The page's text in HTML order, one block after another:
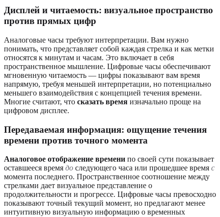
Дисплей и читаемость: визуальное пространство
против прямых цифр
Аналоговые часы требуют интерпретации. Вам нужно
понимать, что представляет собой каждая стрелка и как метки
относятся к минутам и часам. Это включает в себя
пространственное мышление. Цифровые часы обеспечивают
мгновенную читаемость — цифры показывают вам время
напрямую, требуя меньшей интерпретации, но потенциально
меньшего взаимодействия с концепцией течения времени.
Многие считают, что сказать время изначально проще на
цифровом дисплее.
Передаваемая информация: ощущение течения
времени против точного момента
Аналоговое отображение времени по своей сути показывает
оставшееся время до следующего часа или прошедшее время с
момента последнего. Пространственное соотношение между
стрелками дает визуальное представление о
продолжительности и прогрессе. Цифровые часы превосходно
показывают точный текущий момент, но предлагают менее
интуитивную визуальную информацию о временных